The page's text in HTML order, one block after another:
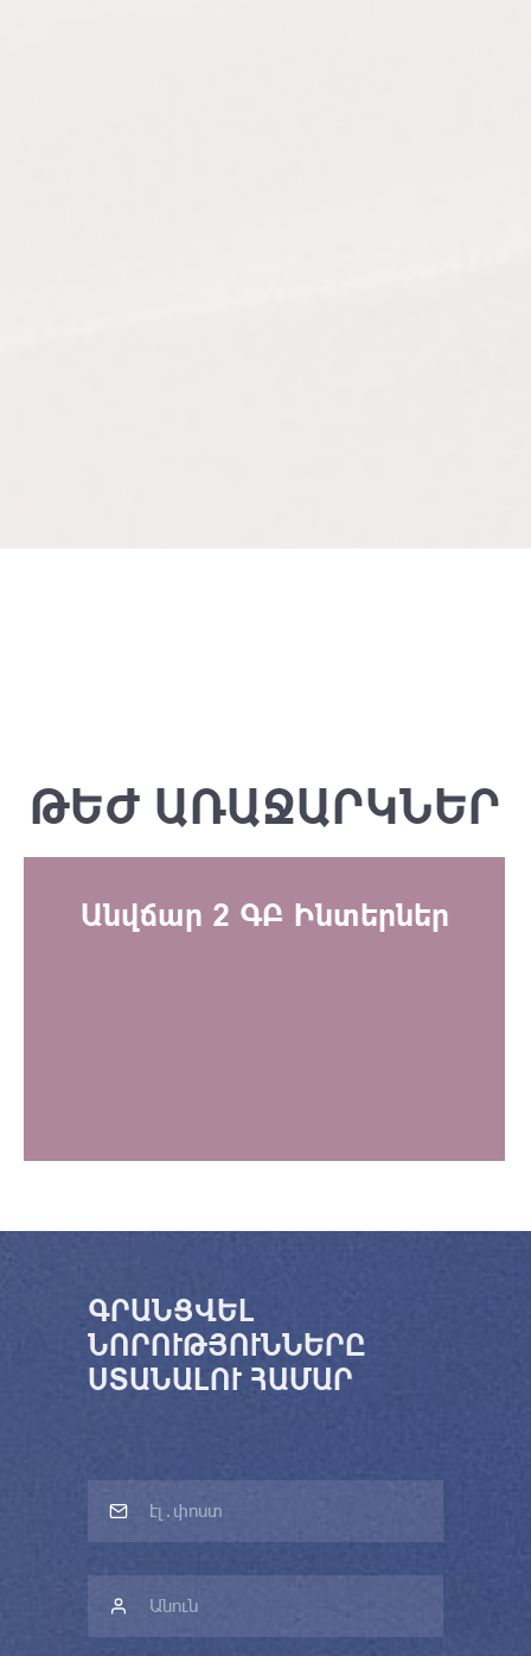
ԹԵԺ ԱՌԱՋԱՐԿՆԵՐ
Անվճար 2 ԳԲ Ինտերներ
ԳՐԱՆՑՎԵԼ
ՆՈՐՈՒԹՅՈՒՆՆԵՐԸ
ՍՏԱՆԱԼՈՒ ՀԱՄԱՐ